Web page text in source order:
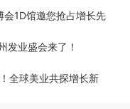
会1D馆邀您抢占增长先
发业盛会来了！
全球美业共探增长新